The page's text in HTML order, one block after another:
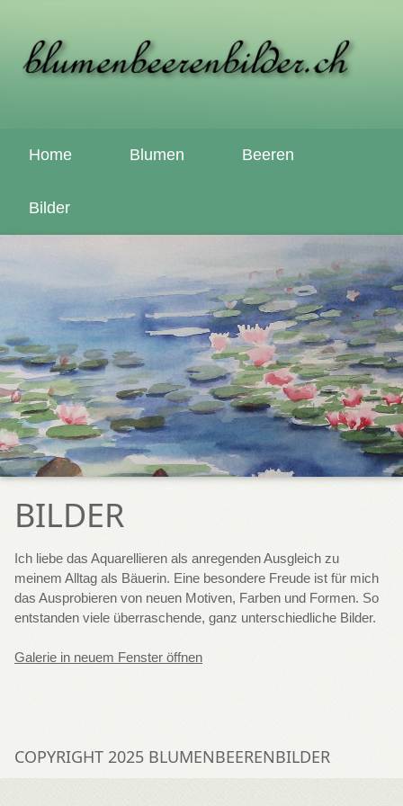
Home Blumen Beeren
Bilder
BILDER
Ich liebe das Aquarellieren als anregenden Ausgleich zu
meinem Alltag als Bäuerin. Eine besondere Freude ist für mich
das Ausprobieren von neuen Motiven, Farben und Formen. So
entstanden viele überraschende, ganz unterschiedliche Bilder.
Galerie in neuem Fenster öffnen
COPYRIGHT 2025 BLUMENBEERENBILDER